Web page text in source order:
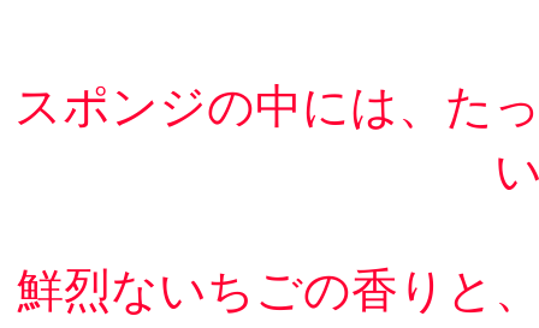
スポンジの中には、た
鮮烈ないちごの香りと